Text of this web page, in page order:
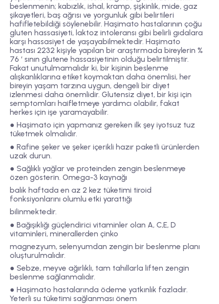
beslenmenin; kabızlık, ishal, kramp, şişkinlik, mide, gaz
şikayetleri, baş ağrısı ve yorgunluk gibi belirtileri
hafifletebildiği söylenebilir. Haşimato hastalarının çoğu
gluten hassasiyeti, laktoz intoleransı gibi belirli gıdalara
karşı hassasiyet de yaşayabilmektedir. Haşimato
hastası 2232 kişiyle yapılan bir araştırmada bireylerin %
76 ‘ sının glutene hassasiyetinin olduğu belirtilmiştir.
Fakat unutulmamalıdır ki, bir kişinin beslenme
alışkanlıklarına etiket koymaktan daha önemlisi, her
bireyin yaşam tarzına uygun, dengeli bir diyet
izlenmesi daha önemlidir. Glutensiz diyet, bir kişi için
semptomları haifletmeye yardımcı olabilir, fakat
herkes için işe yaramayabilir.
● Haşimato için yapmanız gereken ilk şey iyotsuz tuz
tüketmek olmalıdır.
● Rafine şeker ve şeker içerikli hazır paketli ürünlerden
uzak durun.
● Sağlıklı yağlar ve proteinden zengin beslenmeye
özen gösterin. Omega-3 kaynağı
balık haftada en az 2 kez tüketimi tiroid
fonksiyonlarını olumlu etki yarattığı
bilinmektedir.
● Bağışıklığı güçlendirici vitaminler olan A, C,E, D
vitaminleri, minerallerden çinko
magnezyum, selenyumdan zengin bir beslenme planı
oluşturulmalıdır.
● Sebze, meyve ağırlıklı, tam tahıllarla liften zengin
beslenme sağlanmalıdır.
● Haşimato hastalarında ödeme yatkınlık fazladır.
Yeterli su tüketimi sağlanması önem